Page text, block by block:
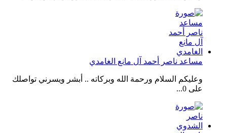
مساعد ناصر أحمد آل مانع الغامدي
وعليكم السلام ورحمة الله وبركاته .. أبشر ويسرني تواصلك
على 0...